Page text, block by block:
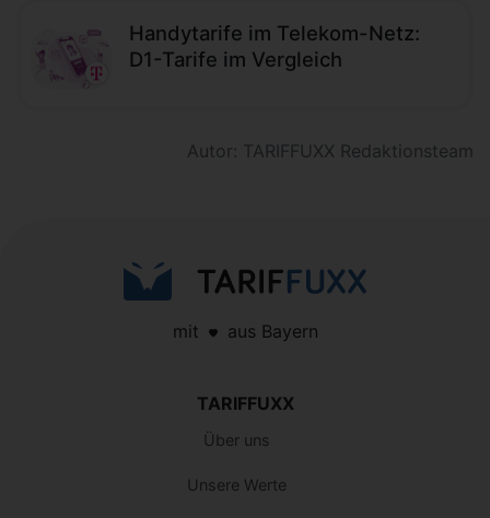
Handytarife im Telekom-Netz:
D1-Tarife im Vergleich
Autor: TARIFFUXX Redaktionsteam
mit aus Bayern
TARIFFUXX
Über uns
Unsere Werte